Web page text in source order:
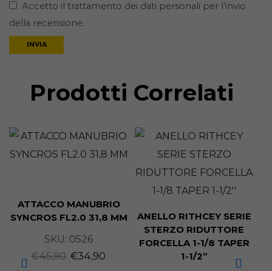
Accetto il trattamento dei dati personali per l’invio
della recensione.
Prodotti Correlati
ATTACCO MANUBRIO
SYNCROS FL2.0 31,8 MM
SKU: 0526
€45,90 €34,90
ANELLO RITHCEY SERIE
STERZO RIDUTTORE
FORCELLA 1-1/8 TAPER
1-1/2”